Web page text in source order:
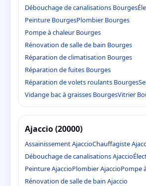
Débouchage de canalisations Bourges
Peinture BourgesPlombier Bourges
Pompe à chaleur Bourges
Rénovation de salle de bain Bourges
Réparation de climatisation Bourges
Réparation de fuites Bourges
Réparation de volets roulants Bourges
Vidange bac à graisses BourgesVitrier
Ajaccio (20000)
Assainissement AjaccioChauffagiste
Débouchage de canalisations Ajaccio
Peinture AjaccioPlombier AjaccioPompe
Rénovation de salle de bain Ajaccio